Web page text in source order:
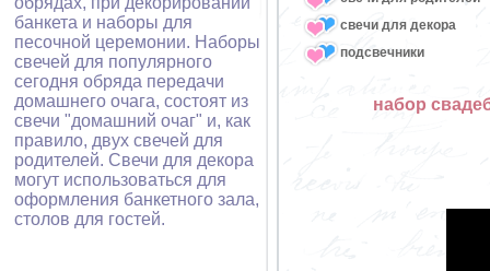
банкета и наборы для
песочной церемонии. Наборы
свечей для популярного
сегодня обряда передачи
домашнего очага, состоят из
свечи "домашний очаг" и, как
правило, двух свечей для
родителей. Свечи для декора
могут использоваться для
оформления банкетного зала,
столов для гостей.
свечи для декора
подсвечники
набор